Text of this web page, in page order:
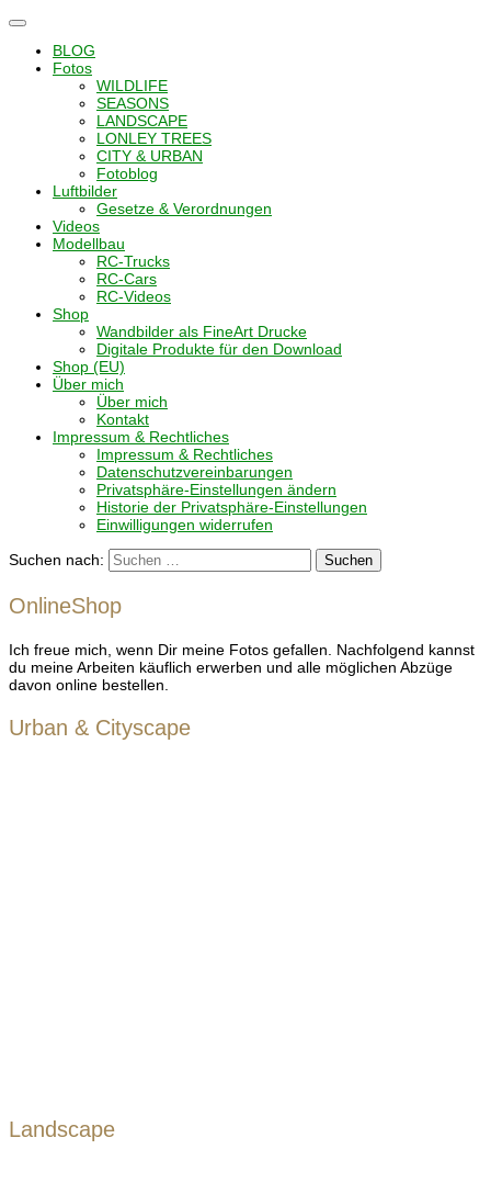
Navigation
umschalten
BLOG
Fotos
WILDLIFE
SEASONS
LANDSCAPE
LONLEY TREES
CITY & URBAN
Fotoblog
Luftbilder
Gesetze & Verordnungen
Videos
Modellbau
RC-Trucks
RC-Cars
RC-Videos
Shop
Wandbilder als FineArt Drucke
Digitale Produkte für den Download
Shop (EU)
Über mich
Über mich
Kontakt
Impressum & Rechtliches
Impressum & Rechtliches
Datenschutzvereinbarungen
Privatsphäre-Einstellungen ändern
Historie der Privatsphäre-Einstellungen
Einwilligungen widerrufen
Suchen nach:
OnlineShop
Ich freue mich, wenn Dir meine Fotos gefallen. Nachfolgend kannst
du meine Arbeiten käuflich erwerben und alle möglichen Abzüge
davon online bestellen.
Urban & Cityscape
Landscape